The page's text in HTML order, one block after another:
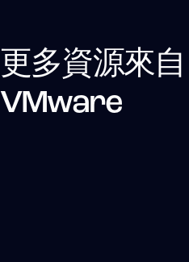
更多資源來自
VMware